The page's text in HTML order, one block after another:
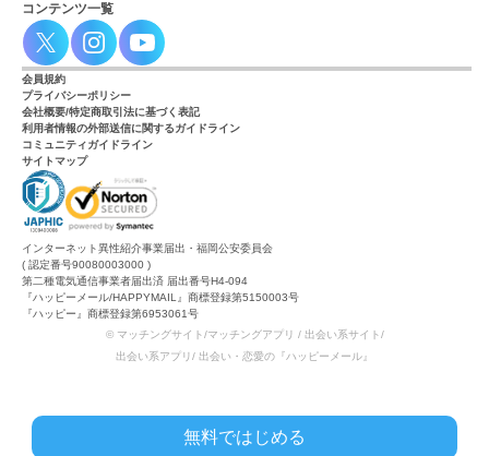
コンテンツ一覧
会員規約
プライバシーポリシー
会社概要/特定商取引法に基づく表記
利用者情報の外部送信に関するガイドライン
コミュニティガイドライン
サイトマップ
インターネット異性紹介事業届出・福岡公安委員会
( 認定番号90080003000 )
第二種電気通信事業者届出済 届出番号H4-094
『ハッピーメール/HAPPYMAIL』商標登録第5150003号
『ハッピー』商標登録第6953061号
© マッチングサイト/マッチングアプリ / 出会い系サイト/
出会い系アプリ/ 出会い・恋愛の『ハッピーメール』
無料ではじめる